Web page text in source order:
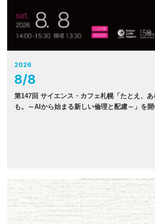
2026
8/8
第147回 サイエンス・カフェ札幌「たとえ、
も。～AIから始まる新しい倫理と配慮～」を